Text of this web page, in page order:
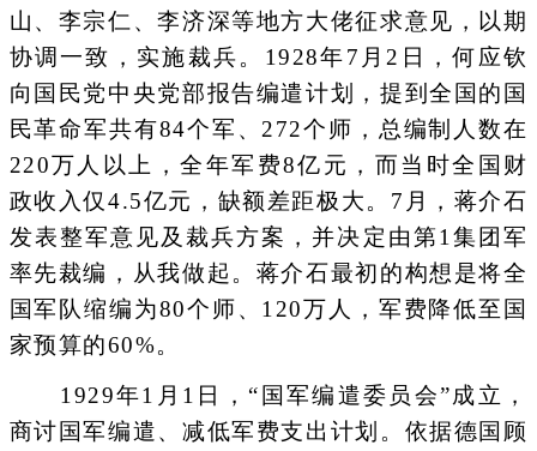
山、李宗仁、李济深等地方大佬征求意见，以期
协调一致，实施裁兵。1928年7月2日，何应钦
向国民党中央党部报告编遣计划，提到全国的国
民革命军共有84个军、272个师，总编制人数在
220万人以上，全年军费8亿元，而当时全国财
政收入仅4.5亿元，缺额差距极大。7月，蒋介石
发表整军意见及裁兵方案，并决定由第1集团军
率先裁编，从我做起。蒋介石最初的构想是将全
国军队缩编为80个师、120万人，军费降低至国
家预算的60%。
1929年1月1日，“国军编遣委员会”成立，
商讨国军编遣、减低军费支出计划。依据德国顾